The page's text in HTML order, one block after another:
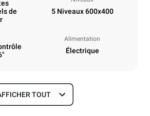
de
5 Niveaux 600x400
Alimentation
Électrique
Dimensions
TOUT